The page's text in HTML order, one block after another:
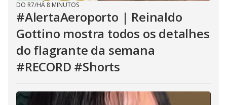
DO R7/HÁ 8 MINUTOS
#AlertaAeroporto | Reinaldo
Gottino mostra todos os detalhes
do flagrante da semana
#RECORD #Shorts